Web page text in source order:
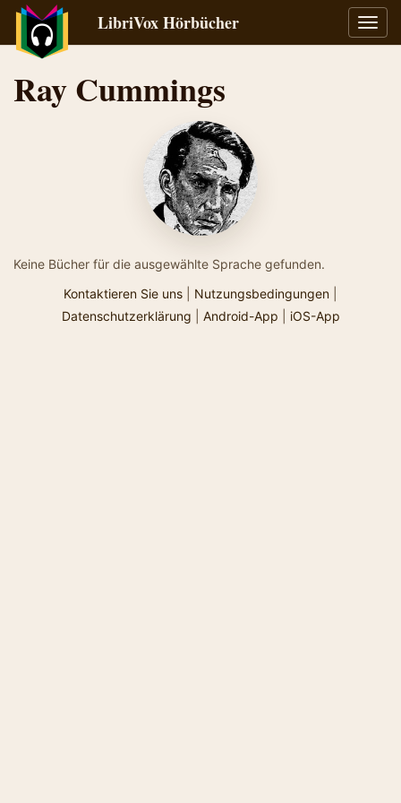
LibriVox Hörbücher
Ray Cummings
Keine Bücher für die ausgewählte Sprache gefunden.
Kontaktieren Sie uns
Nutzungsbedingungen
Datenschutzerklärung
Android-App iOS-App